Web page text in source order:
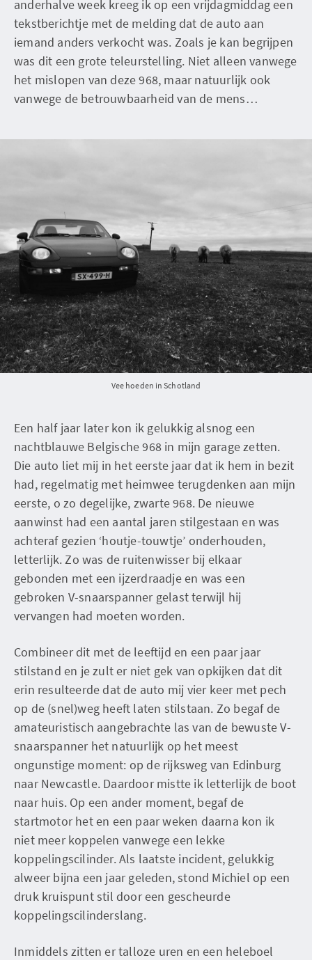
anderhalve week kreeg ik op een vrijdagmiddag een
tekstberichtje met de melding dat de auto aan
iemand anders verkocht was. Zoals je kan begrijpen
was dit een grote teleurstelling. Niet alleen vanwege
het mislopen van deze 968, maar natuurlijk ook
vanwege de betrouwbaarheid van de mens…
Vee hoeden in Schotland
Een half jaar later kon ik gelukkig alsnog een
nachtblauwe Belgische 968 in mijn garage zetten.
Die auto liet mij in het eerste jaar dat ik hem in bezit
had, regelmatig met heimwee terugdenken aan mijn
eerste, o zo degelijke, zwarte 968. De nieuwe
aanwinst had een aantal jaren stilgestaan en was
achteraf gezien ‘houtje-touwtje’ onderhouden,
letterlijk. Zo was de ruitenwisser bij elkaar
gebonden met een ijzerdraadje en was een
gebroken V-snaarspanner gelast terwijl hij
vervangen had moeten worden.
Combineer dit met de leeftijd en een paar jaar
stilstand en je zult er niet gek van opkijken dat dit
erin resulteerde dat de auto mij vier keer met pech
op de (snel)weg heeft laten stilstaan. Zo begaf de
amateuristisch aangebrachte las van de bewuste V-
snaarspanner het natuurlijk op het meest
ongunstige moment: op de rijksweg van Edinburg
naar Newcastle. Daardoor mistte ik letterlijk de boot
naar huis. Op een ander moment, begaf de
startmotor het en een paar weken daarna kon ik
niet meer koppelen vanwege een lekke
koppelingscilinder. Als laatste incident, gelukkig
alweer bijna een jaar geleden, stond Michiel op een
druk kruispunt stil door een gescheurde
koppelingscilinderslang.
Inmiddels zitten er talloze uren en een heleboel